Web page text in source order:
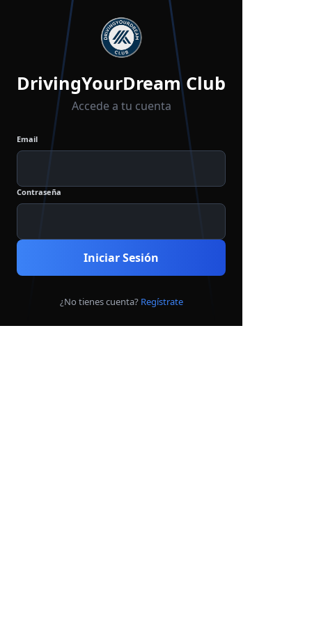
DrivingYourDream Club
Accede a tu cuenta
Email
Contraseña
Iniciar Sesión
¿No tienes cuenta? Regístrate